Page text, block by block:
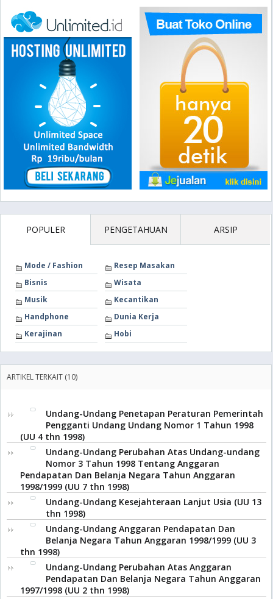
POPULER PENGETAHUAN ARSIP
Mode / Fashion
Resep Masakan
Bisnis
Wisata
Musik
Kecantikan
Handphone
Dunia Kerja
Kerajinan
Hobi
ARTIKEL TERKAIT (10)
Undang-Undang Penetapan Peraturan Pemerintah
Pengganti Undang Undang Nomor 1 Tahun 1998
(UU 4 thn 1998)
Undang-Undang Perubahan Atas Undang-undang
Nomor 3 Tahun 1998 Tentang Anggaran
Pendapatan Dan Belanja Negara Tahun Anggaran
1998/1999 (UU 7 thn 1998)
Undang-Undang Kesejahteraan Lanjut Usia (UU 13
thn 1998)
Undang-Undang Anggaran Pendapatan Dan
Belanja Negara Tahun Anggaran 1998/1999 (UU 3
thn 1998)
Undang-Undang Perubahan Atas Anggaran
Pendapatan Dan Belanja Negara Tahun Anggaran
1997/1998 (UU 2 thn 1998)